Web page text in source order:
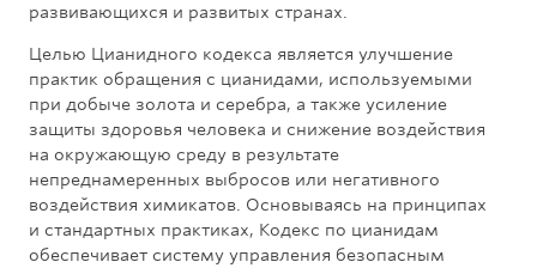
развивающихся и развитых странах.
Целью Цианидного кодекса является улучшение
практик обращения с цианидами, используемыми
при добыче золота и серебра, а также усиление
защиты здоровья человека и снижение воздействия
на окружающую среду в результате
непреднамеренных выбросов или негативного
воздействия химикатов. Основываясь на принципах
и стандартных практиках, Кодекс по цианидам
обеспечивает систему управления безопасным